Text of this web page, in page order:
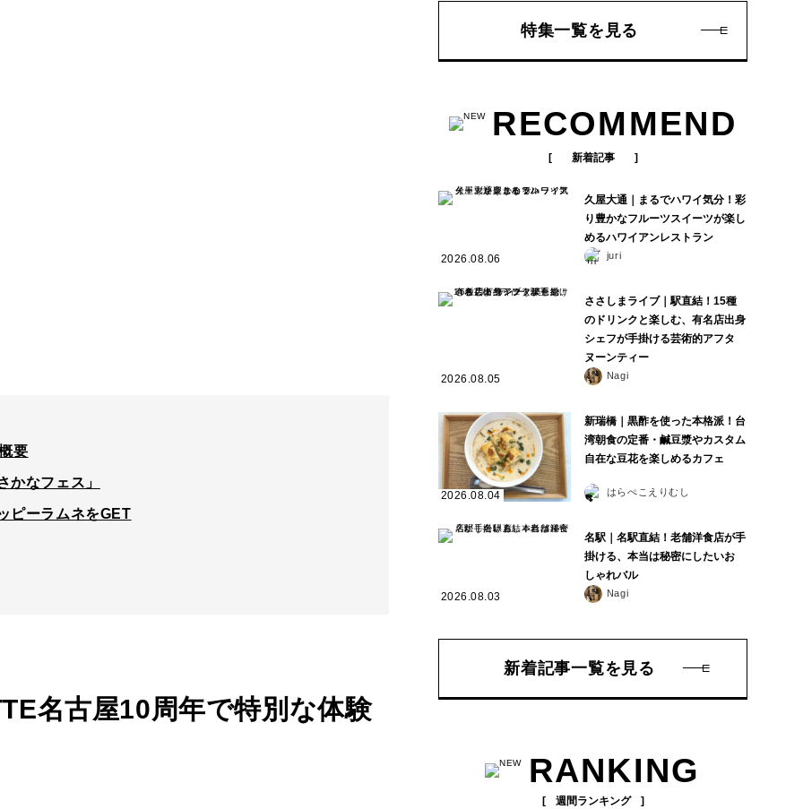
要
かなフェス」
ピーラムネをGET
名古屋10周年で特別な体験
特集一覧を見る
RECOMMEND
新着記事
2026.08.06
久屋大通｜まるでハワイ気分！彩
り豊かなフルーツスイーツが楽し
めるハワイアンレストラン
juri
2026.08.05
ささしまライブ｜駅直結！15種
のドリンクと楽しむ、有名店出身
シェフが手掛ける芸術的アフタ
ヌーンティー
Nagi
2026.08.04
新瑞橋｜黒酢を使った本格派！台
湾朝食の定番・鹹豆漿やカスタム
自在な豆花を楽しめるカフェ
はらぺこえりむし
2026.08.03
名駅｜名駅直結！老舗洋食店が手
掛ける、本当は秘密にしたいお
しゃれバル
Nagi
新着記事一覧を見る
RANKING
週間ランキング